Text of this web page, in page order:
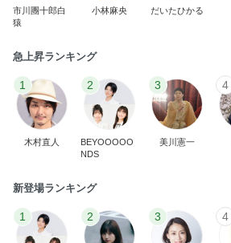
市川團十郎白
猿
小林麻央 だいたひかる
急上昇ランキング
1
木村直人
2
BEYOOOOO
NDS
3
美川憲一
4
新登場ランキング
1 2 3 4